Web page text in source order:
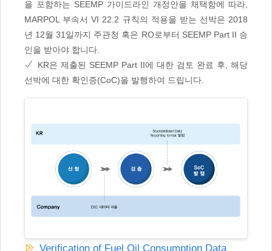
을 포함하는 SEEMP 가이드라인 개정안을 채택함에 따라,
MARPOL 부속서 VI 22.2 규칙의 적용을 받는 선박은 2018
년 12월 31일까지 주관청 혹은 RO로부터 SEEMP Part II 승
인을 받아야 합니다.
KR은 제출된 SEEMP Part II에 대한 검토 완료 후, 해당
선박에 대한 확인증(CoC)을 발행하여 드립니다.
Verification of Fuel Oil Consumption Data